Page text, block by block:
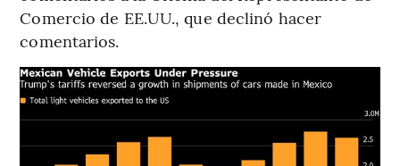
Comercio de EE.UU., que declinó hacer
comentarios.